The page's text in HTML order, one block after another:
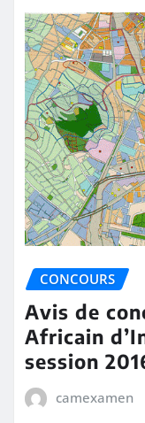
CONCOURS
Avis de
Africain
session
camexamen